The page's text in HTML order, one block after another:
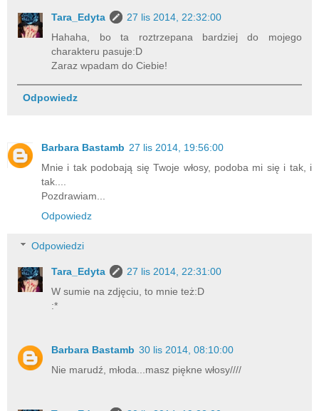
Tara_Edyta
27 lis 2014, 22:32:00
Hahaha, bo ta roztrzepana bardziej do mojego
charakteru pasuje:D
Zaraz wpadam do Ciebie!
Odpowiedz
Barbara Bastamb 27 lis 2014, 19:56:00
Mnie i tak podobają się Twoje włosy, podoba mi się i tak, i
tak....
Pozdrawiam...
Odpowiedz
Odpowiedzi
Tara_Edyta
27 lis 2014, 22:31:00
W sumie na zdjęciu, to mnie też:D
:*
Barbara Bastamb 30 lis 2014, 08:10:00
Nie marudź, młoda...masz piękne włosy////